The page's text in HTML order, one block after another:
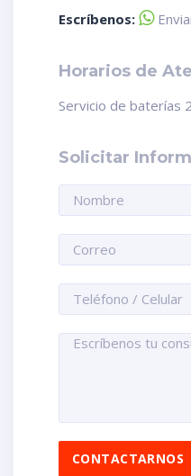
Escríbenos:
Horarios de
Servicio de baterías
Solicitar